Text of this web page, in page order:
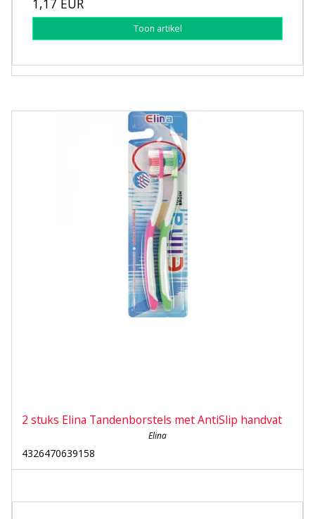
1,17 EUR
Toon artikel
2 stuks Elina Tandenborstels met AntiSlip handvat
Elina
4326470639158